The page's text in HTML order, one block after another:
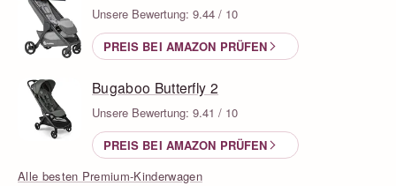
Unsere Bewertung: 9.44 / 10
PREIS BEI AMAZON PRÜFEN
Bugaboo Butterfly 2
Unsere Bewertung: 9.41 / 10
PREIS BEI AMAZON PRÜFEN
Alle besten Premium-Kinderwagen